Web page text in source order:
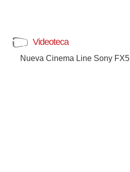
Videoteca
Nueva Cinema Line Sony FX5